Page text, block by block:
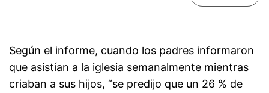
Según el informe, cuando los padres informaron
que asistían a la iglesia semanalmente mientras
criaban a sus hijos, “se predijo que un 26 % de